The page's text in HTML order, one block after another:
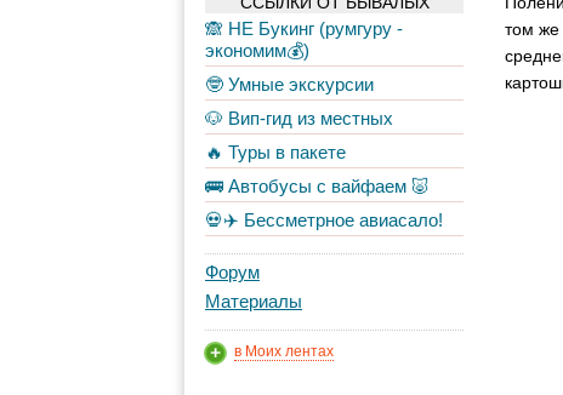
🙈 НЕ Букинг (румгуру -
экономим💰)
🤓 Умные экскурсии
🐶 Вип-гид из местных
🔥 Туры в пакете
🚌 Автобусы с вайфаем 🐷
💀✈️ Бессметрное авиасало!
Форум
Материалы
в Моих лентах
том же